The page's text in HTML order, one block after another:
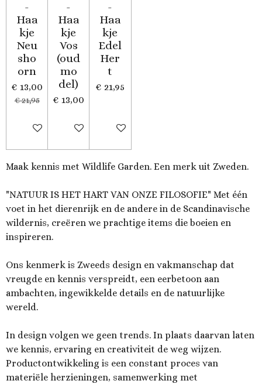
-
Haa
kje
Neu
sho
orn
€ 13,00
€ 21,95
In winkelwagen
-
Haa
kje
Vos
(oud
mo
del)
€ 13,00
Houd mij op de hoogte
-
Haa
kje
Edel
Her
t
€ 21,95
In winkelwagen
Maak kennis met Wildlife Garden. Een merk uit Zweden.
"NATUUR IS HET HART VAN ONZE FILOSOFIE" Met één
voet in het dierenrijk en de andere in de Scandinavische
wildernis, creëren we prachtige items die boeien en
inspireren.
Ons kenmerk is Zweeds design en vakmanschap dat
vreugde en kennis verspreidt, een eerbetoon aan
ambachten, ingewikkelde details en de natuurlijke
wereld.
In design volgen we geen trends. In plaats daarvan laten
we kennis, ervaring en creativiteit de weg wijzen.
Productontwikkeling is een constant proces van
materiële herzieningen, samenwerking met